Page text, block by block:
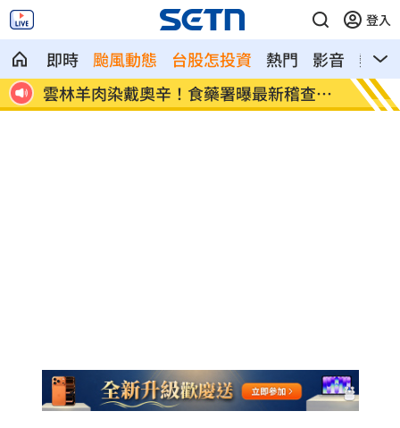
登入
即時 颱風動態 台股怎投資 熱門 影音
熱搜
進
豆漿不只美味！營養師推大豆1成分超護腦
槍砲
法